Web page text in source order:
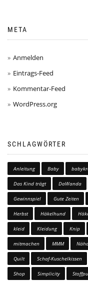
META
Anmelden
Eintrags-Feed
Kommentar-Feed
WordPress.org
SCHLAGWÖRTER
Anleitung Baby
Das Kind trägt DaWanda
Gewinnspiel Gute Zeiten
Herbst Häkelhund
kleid Kleidung Knip
mitmachen MMM
Quilt Schaf-Kuschelkissen
Shop Simplicity